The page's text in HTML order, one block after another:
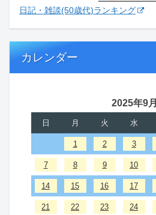
日記・雑談(50歳代)ランキング
カレンダー
2025年9月
日 月 火 水
1 2 3
7 8 9 10
14 15 16 17
21 22 23 24